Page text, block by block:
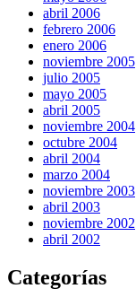
abril 2006
febrero 2006
enero 2006
noviembre 2005
julio 2005
mayo 2005
abril 2005
noviembre 2004
octubre 2004
abril 2004
marzo 2004
noviembre 2003
abril 2003
noviembre 2002
abril 2002
Categorías